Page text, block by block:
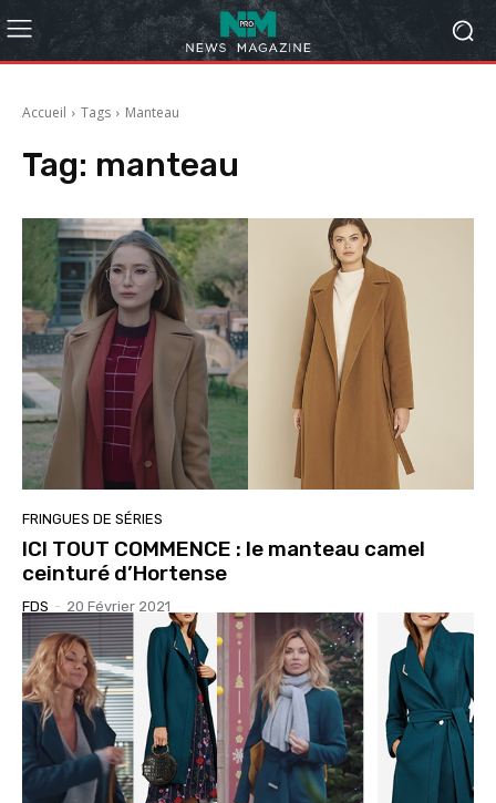
Accueil Tags Manteau
Tag: manteau
FRINGUES DE SÉRIES
ICI TOUT COMMENCE : le manteau camel
ceinturé d’Hortense
FDS - 20 Février 2021